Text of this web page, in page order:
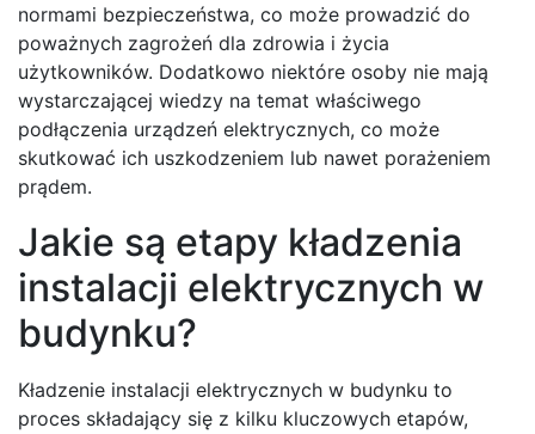
normami bezpieczeństwa, co może prowadzić do
poważnych zagrożeń dla zdrowia i życia
użytkowników. Dodatkowo niektóre osoby nie mają
wystarczającej wiedzy na temat właściwego
podłączenia urządzeń elektrycznych, co może
skutkować ich uszkodzeniem lub nawet porażeniem
prądem.
Jakie są etapy kładzenia
instalacji elektrycznych w
budynku?
Kładzenie instalacji elektrycznych w budynku to
proces składający się z kilku kluczowych etapów,